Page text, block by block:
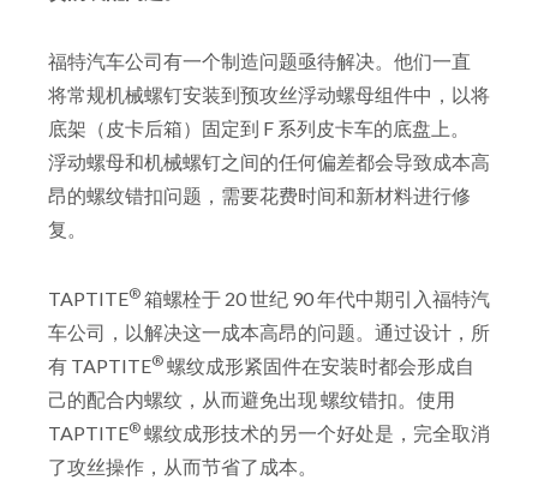
福特汽车公司有一个制造问题亟待解决。他们一直
将常规机械螺钉安装到预攻丝浮动螺母组件中，以将
底架（皮卡后箱）固定到 F 系列皮卡车的底盘上。
浮动螺母和机械螺钉之间的任何偏差都会导致成本高
昂的螺纹错扣问题，需要花费时间和新材料进行修
复。
TAPTITE® 箱螺栓于 20 世纪 90 年代中期引入福特汽
车公司，以解决这一成本高昂的问题。通过设计，所
有 TAPTITE® 螺纹成形紧固件在安装时都会形成自
己的配合内螺纹，从而避免出现 螺纹错扣。使用
TAPTITE® 螺纹成形技术的另一个好处是，完全取消
了攻丝操作，从而节省了成本。